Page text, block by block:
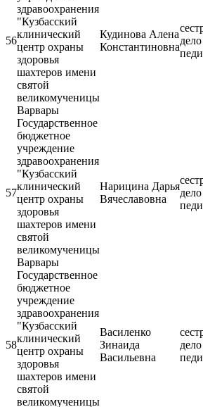
56
здравоохранения
"Кузбасский
клинический
центр охраны
здоровья
шахтеров имени
святой
великомученицы
Варвары
Кудинова Алена
Константиновна
57
Государственное
бюджетное
учреждение
здравоохранения
"Кузбасский
клинический
центр охраны
здоровья
шахтеров имени
святой
великомученицы
Варвары
Нарицина Дарья
Вячеславовна
58
Государственное
бюджетное
учреждение
здравоохранения
"Кузбасский
клинический
центр охраны
здоровья
шахтеров имени
святой
великомученицы
Василенко
Зинаида
Васильевна